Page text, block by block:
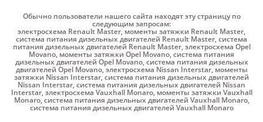
Обычно пользователи нашего сайта находят эту страницу по
следующим запросам:
электросхема Renault Master, моменты затяжки Renault Master,
система питания дизельных двигателей Renault Master,система
питания дизельных двигателей Renault Master,электросхема Opel
Movano, моменты затяжки Opel Movano,система питания
дизельных двигателей Opel Movano,система питания дизельных
двигателей Opel Movano,электросхема Nissan Interstar, моменты
затяжки Nissan Interstar,система питания дизельных двигателей
Nissan Interstar,система питания дизельных двигателей Nissan
Interstar,электросхема Vauxhall Monaro, моменты затяжки Vauxhall
Monaro,система питания дизельных двигателей Vauxhall Monaro,
система питания дизельных двигателей Vauxhall Monaro